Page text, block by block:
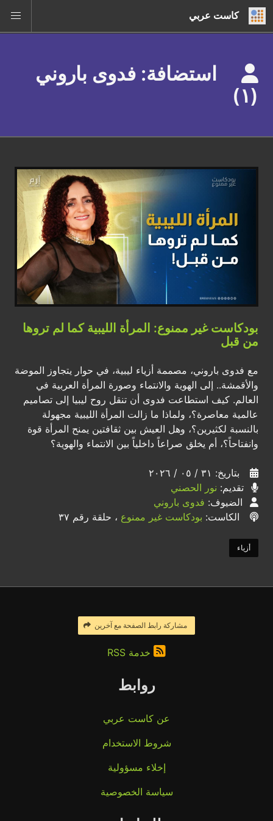
كاست عربي
استضافة: فدوى باروني
(١)
بودكاست غير ممنوع: المرأة الليبية كما لم تروها
من قبل
مع فدوى باروني، مصممة أزياء ليبية، في حوار يتجاوز الموضة
والأقمشة.. إلى الهوية والانتماء وصورة المرأة العربية في
العالم. كيف استطاعت فدوى أن تنقل روح ليبيا إلى تصاميم
عالمية معاصرة؟، ولماذا ما زالت المرأة الليبية مجهولة
بالنسبة لكثيرين؟، وهل العيش بين ثقافتين يمنح المرأة قوة
وانفتاحاً؟، أم يخلق صراعاً داخلياً بين الانتماء والهوية؟
بتاريخ: ٣١ / ٠٥ / ٢٠٢٦
تقديم: نور الحصني
الضيوف: فدوى باروني
الكاست: بودكاست غير ممنوع ، حلقة رقم ٣٧
أزياء
مشاركة رابط الصفحة مع آخرين
خدمة RSS
روابط
عن كاست عربي
شروط الاستخدام
إخلاء مسؤولية
سياسة الخصوصية